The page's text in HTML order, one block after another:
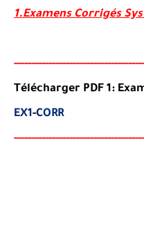
1.Examens Corrigés
-------------------------
Télécharger PDF 1:
EX1-CORR
-------------------------